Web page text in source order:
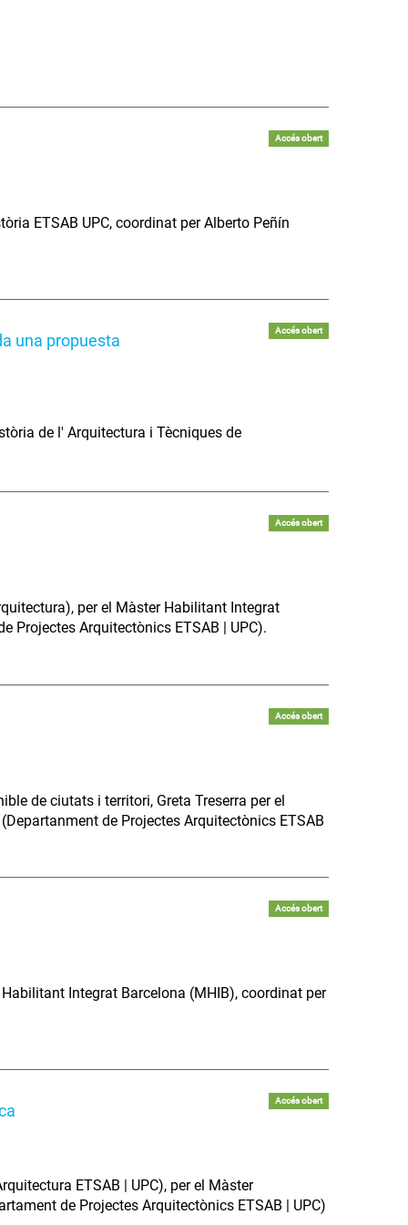
Accés obert
ETSAB UPC, coordinat per Alberto Peñín
una propuesta
Accés obert
de l' Arquitectura i Tècniques de
Accés obert
per el Màster Habilitant Integrat
Projectes Arquitectònics ETSAB | UPC).
Accés obert
de ciutats i territori, Greta Treserra per el
de Projectes Arquitectònics ETSAB
Accés obert
Integrat Barcelona (MHIB), coordinat per
Accés obert
ETSAB | UPC), per el Màster
de Projectes Arquitectònics ETSAB | UPC)